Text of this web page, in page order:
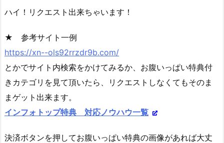
ハイ！リクエスト出来ちゃいます！
★ 参考サイト一例
https://xn--ols92rrzdr9b.com/
とかでサイト内検索をかけてみるか、お腹いっぱい特典付
きカテゴリを見て頂いたら、リクエストしなくてもそのま
まゲット出来ます。
インフォトップ特典 対応ノウハウ一覧
決済ボタンを押してお腹いっぱい特典の画像があれば大丈